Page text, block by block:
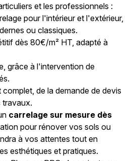
et les professionnels :
pour l'intérieur et l'extérieur,
ou classiques.
dès 80€/m² HT, adapté à
grâce à l'intervention de
de la demande de devis
travaux.
carrelage sur mesure dès
pour rénover vos sols ou
à vos attentes tout en
esthétiques et pratiques.